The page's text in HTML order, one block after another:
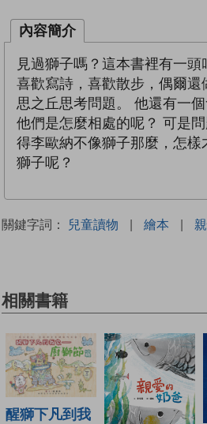
內容簡介
見過獅子嗎？這本書裡有一頭
喜歡寫詩，喜歡散步，偶爾
思之丘思考問題。 他還有一
他們是怎麼相處的呢？ 可是
得李歐納不像獅子那麼，怎樣
獅子呢？
關鍵字詞： 兒童讀物 | 繪本 |
相關書籍
醒獅下凡到我